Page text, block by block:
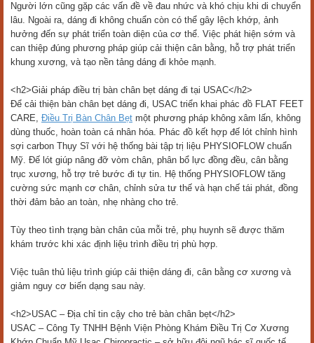
Người lớn cũng gặp các vấn đề về đau nhức và khó chịu khi di chuyển
lâu. Ngoài ra, dáng đi không chuẩn còn có thể gây lệch khớp, ảnh
hưởng đến sự phát triển toàn diện của cơ thể. Việc phát hiện sớm và
can thiệp đúng phương pháp giúp cải thiện cân bằng, hỗ trợ phát triển
khung xương, và tạo nền tảng dáng đi khỏe mạnh.
<h2>Giải pháp điều trị bàn chân bẹt dáng đi tại USAC</h2>
Để cải thiện bàn chân bẹt dáng đi, USAC triển khai phác đồ FLAT FEET
CARE, Điều Trị Bàn Chân Bẹt một phương pháp không xâm lấn, không
dùng thuốc, hoàn toàn cá nhân hóa. Phác đồ kết hợp đế lót chỉnh hình
sợi carbon Thụy Sĩ với hệ thống bài tập trị liệu PHYSIOFLOW chuẩn
Mỹ. Đế lót giúp nâng đỡ vòm chân, phân bổ lực đồng đều, cân bằng
trục xương, hỗ trợ trẻ bước đi tự tin. Hệ thống PHYSIOFLOW tăng
cường sức mạnh cơ chân, chỉnh sửa tư thế và hạn chế tái phát, đồng
thời đảm bảo an toàn, nhẹ nhàng cho trẻ.
Tùy theo tình trạng bàn chân của mỗi trẻ, phụ huynh sẽ được thăm
khám trước khi xác định liệu trình điều trị phù hợp.
Việc tuân thủ liệu trình giúp cải thiện dáng đi, cân bằng cơ xương và
giảm nguy cơ biến dạng sau này.
<h2>USAC – Địa chỉ tin cậy cho trẻ bàn chân bẹt</h2>
USAC – Công Ty TNHH Bệnh Viện Phòng Khám Điều Trị Cơ Xương